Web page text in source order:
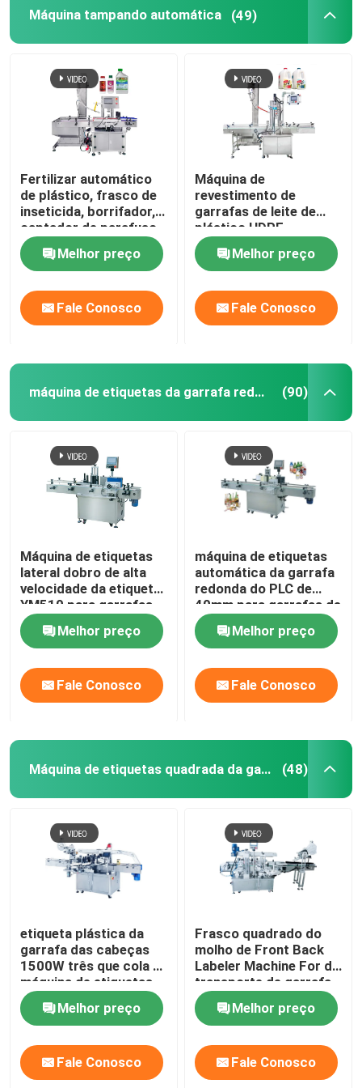
Máquina tampando automática (49)
Fertilizar automático
de plástico, frasco de
inseticida, borrifador,
captador de parafuso,
máquina de tampar, 4
rodasMelhor preço
Fale Conosco
Máquina de
revestimento de
garrafas de leite de
plástico HDPE
Melhor preço
Fale Conosco
máquina de etiquetas da garrafa redonda (90)
Máquina de etiquetas
lateral dobro de alta
velocidade da etiqueta
YM510 para garrafas
10mm-300mm
Melhor preço
Fale Conosco
máquina de etiquetas
automática da garrafa
redonda do PLC de
40mm para garrafas de
água de vidro plásticas
do ANIMAL DE
ESTIMAÇÃO
Melhor preço
Fale Conosco
Máquina de etiquetas quadrada da garrafa (48)
etiqueta plástica da
garrafa das cabeças
1500W três que cola a
máquina de etiquetas
automática da etiqueta
da máquinaMelhor preço
Fale Conosco
Frasco quadrado do
molho de Front Back
Labeler Machine For do
transporte de garrafa
do vinho
Melhor preço
Fale Conosco